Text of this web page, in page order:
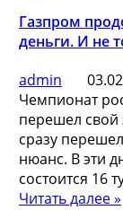
Газпром
деньги. И не
admin
Чемпионат
перешел свой
сразу
нюанс. В эти
состоится 16
Читать далее »